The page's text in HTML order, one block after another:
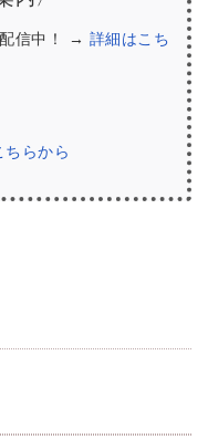
信中！ → 詳細はこち
ちらから